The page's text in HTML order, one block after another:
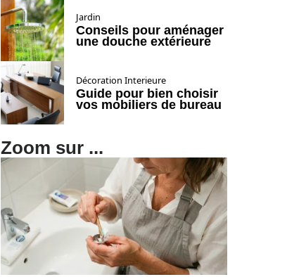
Jardin
Conseils pour aménager
une douche extérieure
Décoration Interieure
Guide pour bien choisir
vos mobiliers de bureau
Zoom sur ...